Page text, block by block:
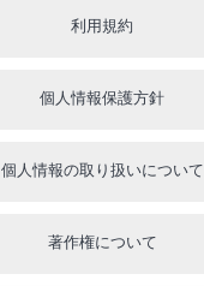
利用規約
個人情報保護方針
個人情報の取り扱いについて
著作権について